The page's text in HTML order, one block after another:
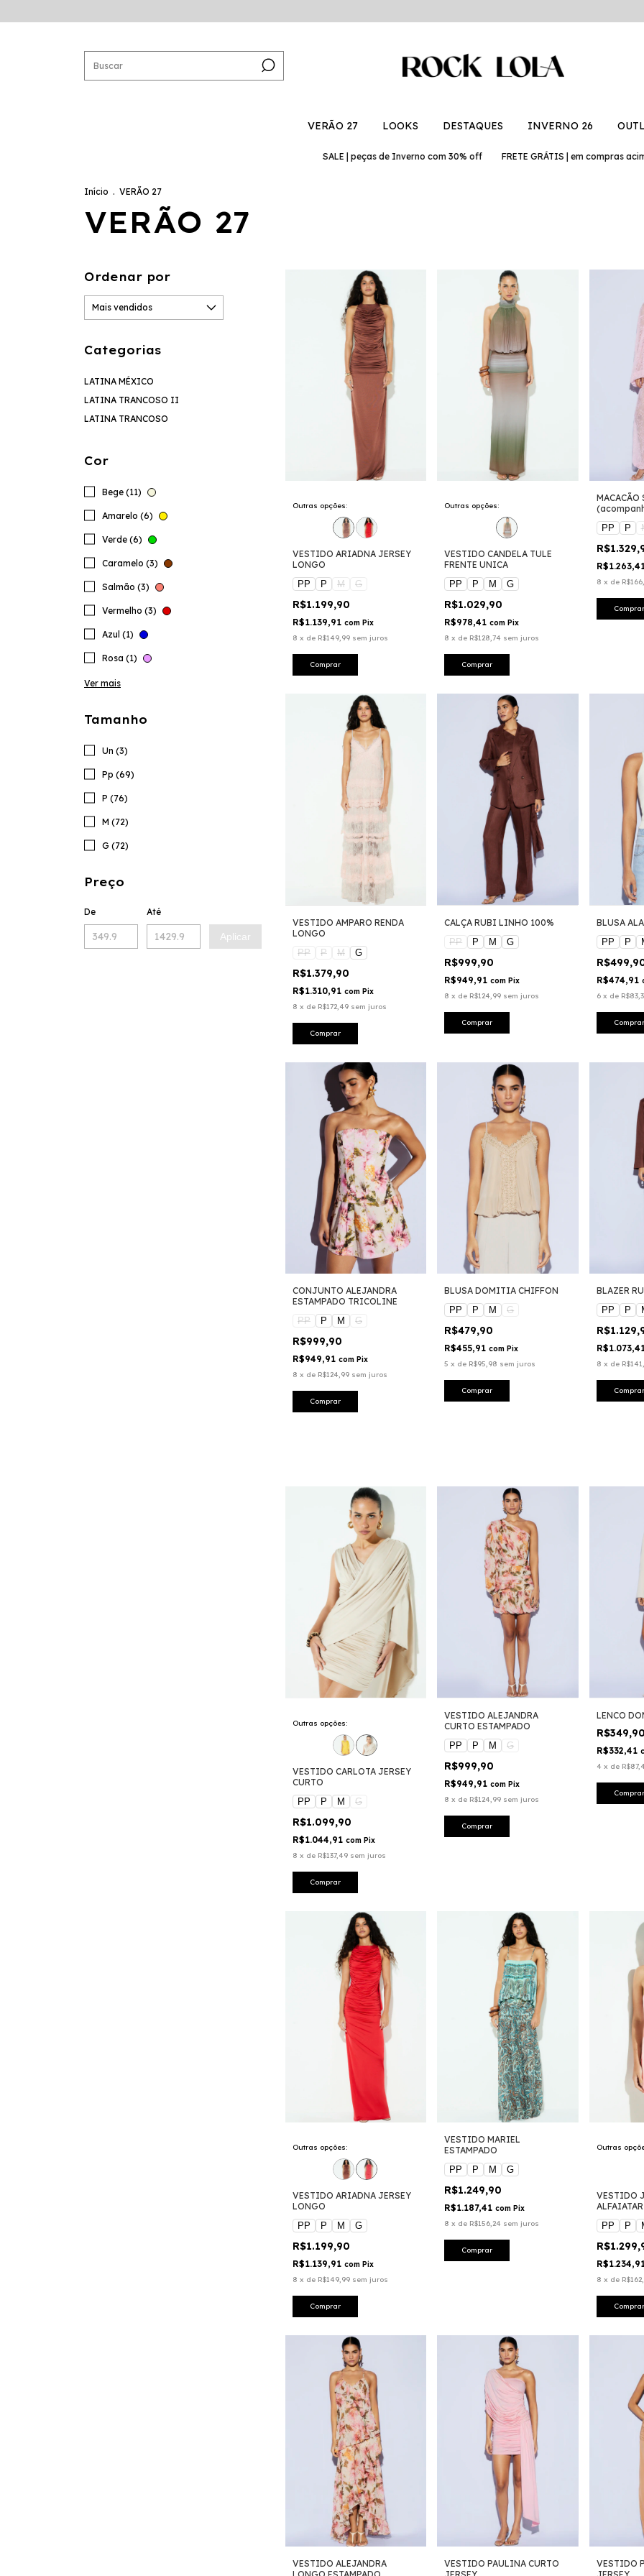
VERÃO 27 LOOKS DESTAQUES INVERNO 26
SALE | peças de Inverno com 30% off FRETE GRÁTIS | em compras acima de
Início . VERÃO 27
VERÃO 27
Ordenar por
Categorias
LATINA MÉXICO
LATINA TRANCOSO II
LATINA TRANCOSO
Cor
Bege (11)
Amarelo (6)
Verde (6)
Caramelo (3)
Salmão (3)
Vermelho (3)
Azul (1)
Rosa (1)
Ver mais
Tamanho
Un (3)
Pp (69)
P (76)
M (72)
G (72)
Preço
De Até
Aplicar
Outras opções:
VESTIDO ARIADNA JERSEY
LONGO
PP
P M G
R$1.199,90
R$1.139,91 com Pix
8 x de R$149,99 sem juros
Comprar
Outras opções:
VESTIDO CANDELA TULE
FRENTE UNICA
PP
P M G
R$1.029,90
R$978,41com Pix
8 x de R$128,74 sem juros
Comprar
MACACÃO
PP
P
8 x de
Comprar
VESTIDO AMPARO RENDA
LONGO
PP
P M G
R$1.379,90
R$1.310,91 com Pix
8 x de R$172,49 sem juros
Comprar
CALÇA RUBI LINHO 100%
PP
P M G
R$999,90
R$949,91com Pix
8 x de R$124,99 sem juros
Comprar
BLUSA
PP
P
R$474,91
6 x de
Comprar
CONJUNTO ALEJANDRA
ESTAMPADO TRICOLINE
PP
P M G
R$999,90
R$949,91 com Pix
8 x de R$124,99 sem juros
Comprar
BLUSA DOMITIA CHIFFON
PP
P M G
R$479,90
R$455,91com Pix
5 x de R$95,98 sem juros
Comprar
BLAZER
PP
P
8 x de
Comprar
Outras opções:
VESTIDO CARLOTA JERSEY
CURTO
PP
P M G
R$1.099,90
R$1.044,91 com Pix
8 x de R$137,49 sem juros
Comprar
VESTIDO ALEJANDRA
CURTO ESTAMPADO
PP
P M G
R$999,90
R$949,91com Pix
8 x de R$124,99 sem juros
Comprar
LENCO
R$332,41
4 x de
Comprar
Outras opções:
VESTIDO ARIADNA JERSEY
LONGO
PP
P M G
R$1.199,90
R$1.139,91 com Pix
8 x de R$149,99 sem juros
Comprar
VESTIDO MARIEL
ESTAMPADO
PP
P M G
R$1.249,90
R$1.187,41com Pix
8 x de R$156,24 sem juros
Comprar
Outras
VESTIDO
PP
P
8 x de
Comprar
VESTIDO ALEJANDRA
VESTIDO PAULINA CURTO
VESTIDO